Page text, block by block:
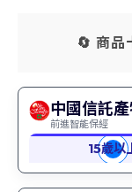
🔄 商品
中國信託
前進智能保經